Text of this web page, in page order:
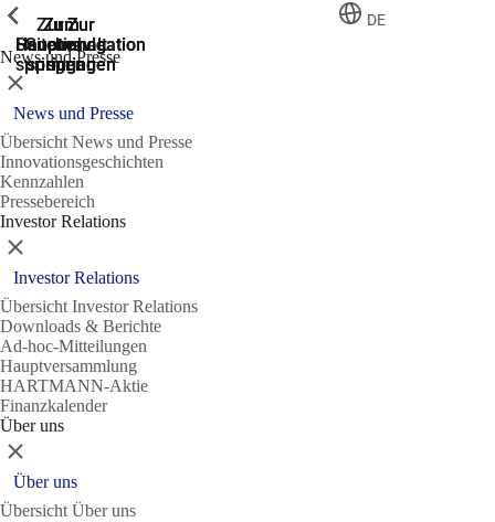
Zur
Suche
springen
Zur
Hauptnavigation
springen
Zur
Hauptnavigation
springen
Zum
Hauptinhalt
springen
Zum
Seitenende
springen
DE
News und Presse
Zeige vorherige
Schließen
News und Presse
Übersicht News und Presse
Innovationsgeschichten
Kennzahlen
Pressebereich
Investor Relations
Zeige vorherige
Schließen
Investor Relations
Übersicht Investor Relations
Downloads & Berichte
Ad-hoc-Mitteilungen
Hauptversammlung
HARTMANN-Aktie
Finanzkalender
Über uns
Zeige vorherige
Schließen
Über uns
Übersicht Über uns
Zeige vorherige